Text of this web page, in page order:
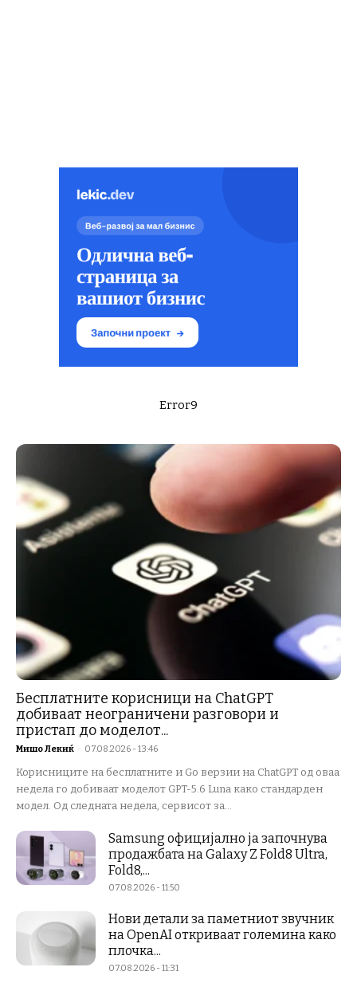
Error9
Бесплатните корисници на ChatGPT
добиваат неограничени разговори и
пристап до моделот...
Мишо Лекиќ - 07.08.2026 - 13:46
Корисниците на бесплатните и Go верзии на ChatGPT од оваа
недела го добиваат моделот GPT-5.6 Luna како стандарден
модел. Од следната недела, сервисот за...
Samsung официјално ја започнува
продажбата на Galaxy Z Fold8 Ultra,
Fold8,...
07.08.2026 - 11:50
Нови детали за паметниот звучник
на OpenAI откриваат големина како
плочка...
07.08.2026 - 11:31